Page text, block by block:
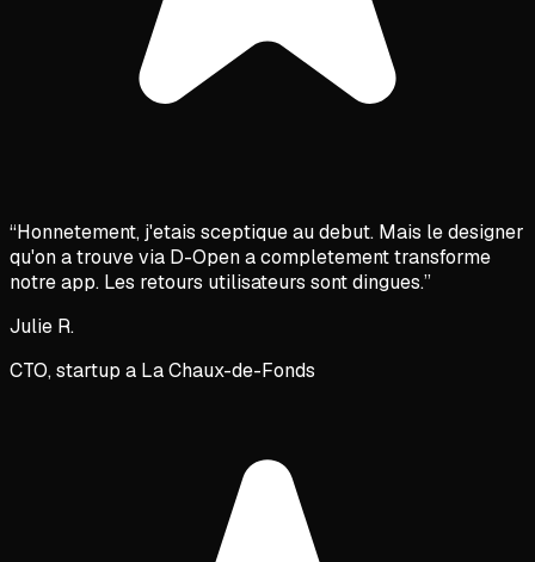
“Honnetement, j'etais sceptique au debut. Mais le designer
qu'on a trouve via D-Open a completement transforme
notre app. Les retours utilisateurs sont dingues.”
Julie R.
CTO, startup a La Chaux-de-Fonds